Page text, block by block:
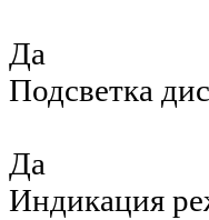
Да
Подсветка
Да
Индикация